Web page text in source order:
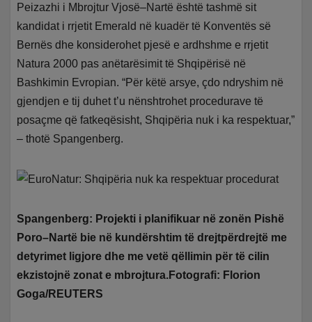
Peizazhi i Mbrojtur Vjosë–Nartë është tashmë sit
kandidat i rrjetit Emerald në kuadër të Konventës së
Bernës dhe konsiderohet pjesë e ardhshme e rrjetit
Natura 2000 pas anëtarësimit të Shqipërisë në
Bashkimin Evropian. “Për këtë arsye, çdo ndryshim në
gjendjen e tij duhet t’u nënshtrohet procedurave të
posaçme që fatkeqësisht, Shqipëria nuk i ka respektuar,”
– thotë Spangenberg.
Spangenberg: Projekti i planifikuar në zonën Pishë
Poro–Nartë bie në kundërshtim të drejtpërdrejtë me
detyrimet ligjore dhe me vetë qëllimin për të cilin
ekzistojnë zonat e mbrojtura.Fotografi: Florion
Goga/REUTERS